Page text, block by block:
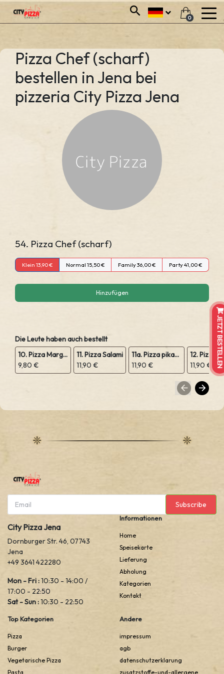
0
Pizza Chef (scharf)
bestellen in Jena bei
pizzeria City Pizza Jena
54. Pizza Chef (scharf)
Klein 13,90 € Normal 15,50 € Family 36,00 € Party 41,00 €
Hinzufügen
Die Leute haben auch bestellt
10. Pizza Margeritha
9,80 €
11. Pizza Salami
11,90 €
11a. Pizza pikant Peperoniwurst
11,90 €
11,90 €
Subscribe
City Pizza Jena
Dornburger Str. 46, 07743
Jena
+49 3641 422280
Mon - Fri :10:30 - 14:00 /
17:00 - 22:50
Sat - Sun :10:30 - 22:50
Informationen
Home
Speisekarte
Lieferung
Abholung
Kategorien
Kontakt
Top Kategorien
Pizza
Burger
Vegetarische Pizza
Pasta
Andere
impressum
agb
datenschutzerklarung
zusatzstoffe-und-allergene
JETZT BESTELLEN